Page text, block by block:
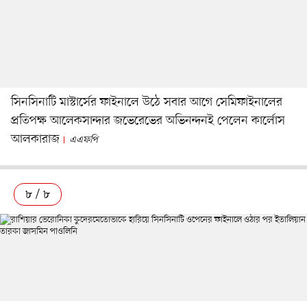
সিনসিনাটি মাস্টার্সের ফাইনালে উঠে সবার আগে সেমিফাইনালের
প্রতিপক্ষ আলেকসান্দার জভেরেভের অভিনন্দনই পেলেন কার্লোস
আলকারাজ
এএফপি
৮ / ৮